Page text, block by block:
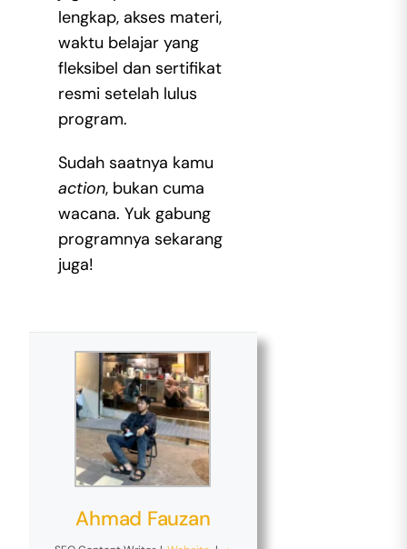
lengkap, akses materi,
waktu belajar yang
fleksibel dan sertifikat
resmi setelah lulus
program.
Sudah saatnya kamu
action, bukan cuma
wacana. Yuk gabung
programnya sekarang
juga!
Ahmad Fauzan